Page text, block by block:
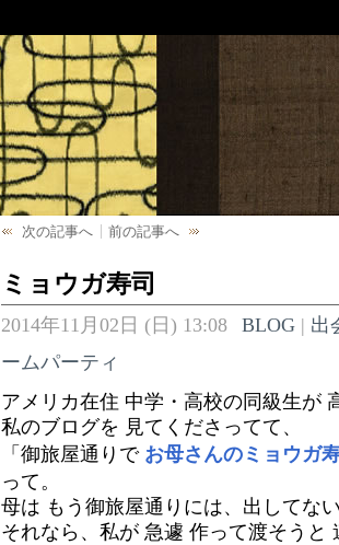
次の記事へ 前の記事へ
ミョウガ寿司
2014年11月02日 (日) 13:08 BLOG| 出
ームパーティ
アメリカ在住 中学・高校の同級生が
私のブログを 見てくださってて、
「御旅屋通りで お母さんのミョウガ
って。
母は もう御旅屋通りには、出してな
それなら、私が 急遽 作って渡そうと